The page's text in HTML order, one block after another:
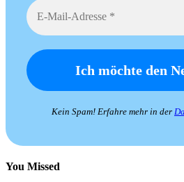
Kein Spam! Erfahre mehr in der
You Missed